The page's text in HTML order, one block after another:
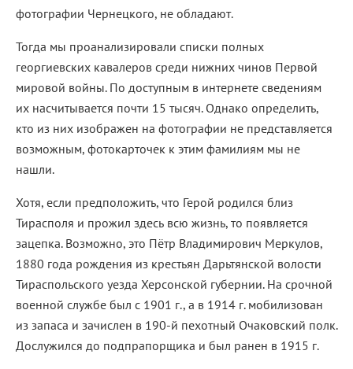
фотографии Чернецкого, не обладают.
Тогда мы проанализировали списки полных
георгиевских кавалеров среди нижних чинов Первой
мировой войны. По доступным в интернете сведениям
их насчитывается почти 15 тысяч. Однако определить,
кто из них изображен на фотографии не представляется
возможным, фотокарточек к этим фамилиям мы не
нашли.
Хотя, если предположить, что Герой родился близ
Тирасполя и прожил здесь всю жизнь, то появляется
зацепка. Возможно, это Пётр Владимирович Меркулов,
1880 года рождения из крестьян Дарьтянской волости
Тираспольского уезда Херсонской губернии. На срочной
военной службе был с 1901 г., а в 1914 г. мобилизован
из запаса и зачислен в 190-й пехотный Очаковский полк.
Дослужился до подпрапорщика и был ранен в 1915 г.